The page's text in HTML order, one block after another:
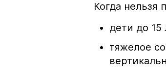
Когда нельзя
дети до 15
тяжелое